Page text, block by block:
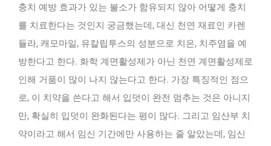
충치 예방 효과가 있는 불소가 함유되지 않아 어떻게 충치
를 치료한다는 것인지 궁금했는데, 대신 천연 재료인 카렌
듈라, 캐모마일, 유칼립투스의 성분으로 치은, 치주염을 예
방한다고 한다. 화학 계면활성제가 아닌 천연 계면활성제로
인해 거품이 많이 나지 않는다고 한다. 가장 특징적인 점으
로, 이 치약을 쓴다고 해서 입덧이 완전 멈추는 것은 아니지
만, 확실히 입덧이 완화된다는 평이 많다. 그리고 임산부 치
약이라고 해서 임신 기간에만 사용하는 줄 알았는데, 임신